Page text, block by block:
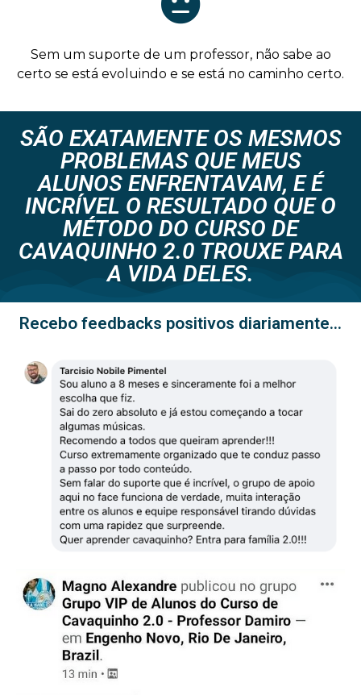
Sem um suporte de um professor, não sabe ao
certo se está evoluindo e se está no caminho certo.
SÃO EXATAMENTE OS MESMOS
PROBLEMAS QUE MEUS
ALUNOS ENFRENTAVAM, E É
INCRÍVEL O RESULTADO QUE O
MÉTODO DO CURSO DE
CAVAQUINHO 2.0 TROUXE PARA
A VIDA DELES.
Recebo feedbacks positivos diariamente...